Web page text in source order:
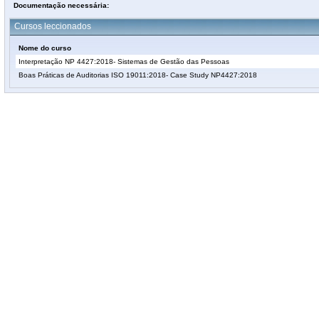
Documentação necessária:
Cursos leccionados
Nome do curso
Interpretação NP 4427:2018- Sistemas de Gestão das Pessoas
Boas Práticas de Auditorias ISO 19011:2018- Case Study NP4427:2018